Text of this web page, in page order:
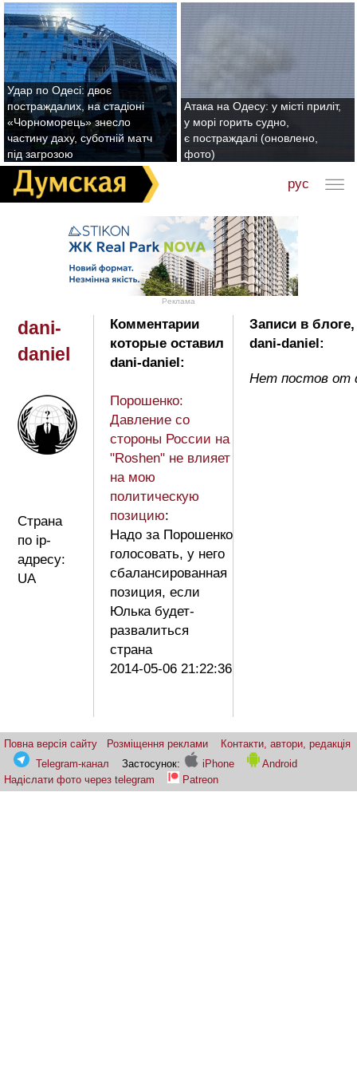
Удар по Одесі: двоє
постраждалих, на стадіоні
«Чорноморець» знесло
частину даху, суботній матч
під загрозою
Атака на Одесу: у місті приліт,
у морі горить судно,
є постраждалі (оновлено,
фото)
рус
Реклама
dani-
daniel
Страна
по ip-
адресу:
UA
Комментарии
которые оставил
dani-daniel:
Порошенко:
Давление со
стороны России на
"Roshen" не влияет
на мою
политическую
позицию:
Надо за Порошенко
голосовать, у него
сбалансированная
позиция, если
Юлька будет-
развалиться
страна
2014-05-06 21:22:36
Записи в
dani-daniel:
Нет постов от
Повна версія сайту Розміщення реклами
Контакти, автори, редакція
Telegram-канал
Застосунок: iPhone
Android
Надіслати фото через telegram
Patreon